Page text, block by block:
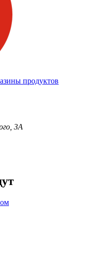
продуктов
3А